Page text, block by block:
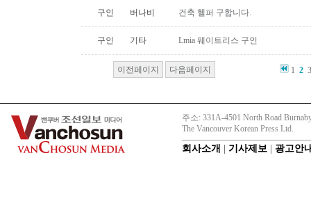
구인 버나비 건축 헬퍼 구합니다.
구인 기타 Lmia 웨이트리스 구인
이전페이지 다음페이지 1 2
주소: 331A-4501 North Road
The Vancouver Korean Press Ltd.
회사소개 기사제보 광고안